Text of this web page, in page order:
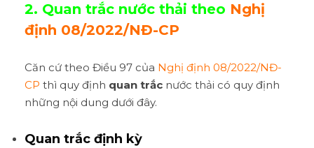
2. Quan trắc nước thải theo Nghị
định 08/2022/NĐ-CP
Căn cứ theo Điều 97 của Nghị định 08/2022/NĐ-
CP thì quy định quan trắc nước thải có quy định
những nội dung dưới đây.
Quan trắc định kỳ